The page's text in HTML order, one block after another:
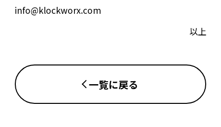
info@klockworx.com
以上
一覧に戻る